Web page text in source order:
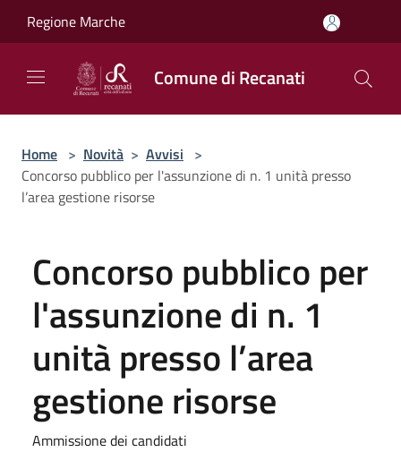
Regione Marche
Comune di Recanati
Home > Novità > Avvisi >
Concorso pubblico per l'assunzione di n. 1 unità presso
l’area gestione risorse
Concorso pubblico per
l'assunzione di n. 1
unità presso l’area
gestione risorse
Ammissione dei candidati